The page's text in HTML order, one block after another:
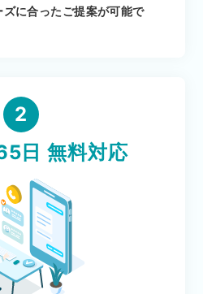
に合ったご提案が可能で
2
日 無料対応